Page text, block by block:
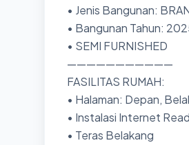
• Jenis Bangunan:
• Bangunan Tahun:
• SEMI FURNISHED
———————————
FASILITAS RUMAH:
• Halaman: Depan,
• Instalasi Internet
• Teras Belakang